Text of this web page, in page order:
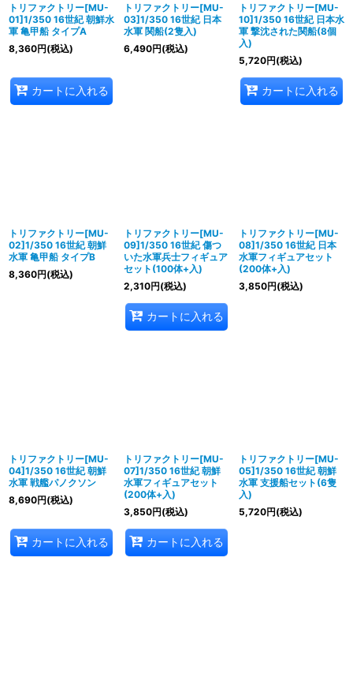
トリファクトリー[MU-
01]1/350 16世紀 朝鮮水
軍 亀甲船 タイプA
8,360円(税込)
カートに入れる
トリファクトリー[MU-
03]1/350 16世紀 日本
水軍 関船(2隻入)
6,490円(税込)
トリファクトリー[MU-
10]1/350 16世紀 日本水
軍 撃沈された関船(8個
入)
5,720円(税込)
カートに入れる
トリファクトリー[MU-
02]1/350 16世紀 朝鮮
水軍 亀甲船 タイプB
8,360円(税込)
トリファクトリー[MU-
09]1/350 16世紀 傷つ
いた水軍兵士フィギュア
セット(100体+入)
2,310円(税込)
カートに入れる
トリファクトリー[MU-
08]1/350 16世紀 日本
水軍フィギュアセット
(200体+入)
3,850円(税込)
トリファクトリー[MU-
04]1/350 16世紀 朝鮮
水軍 戦艦パノクソン
8,690円(税込)
カートに入れる
トリファクトリー[MU-
07]1/350 16世紀 朝鮮
水軍フィギュアセット
(200体+入)
3,850円(税込)
カートに入れる
トリファクトリー[MU-
05]1/350 16世紀 朝鮮
水軍 支援船セット(6隻
入)
5,720円(税込)